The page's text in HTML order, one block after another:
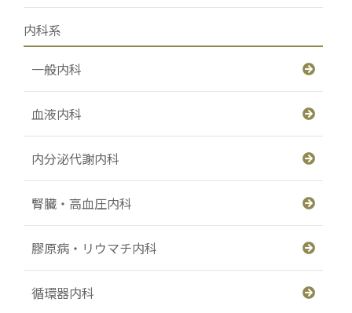
内科系
一般内科
血液内科
内分泌代謝内科
腎臓・高血圧内科
膠原病・リウマチ内科
循環器内科